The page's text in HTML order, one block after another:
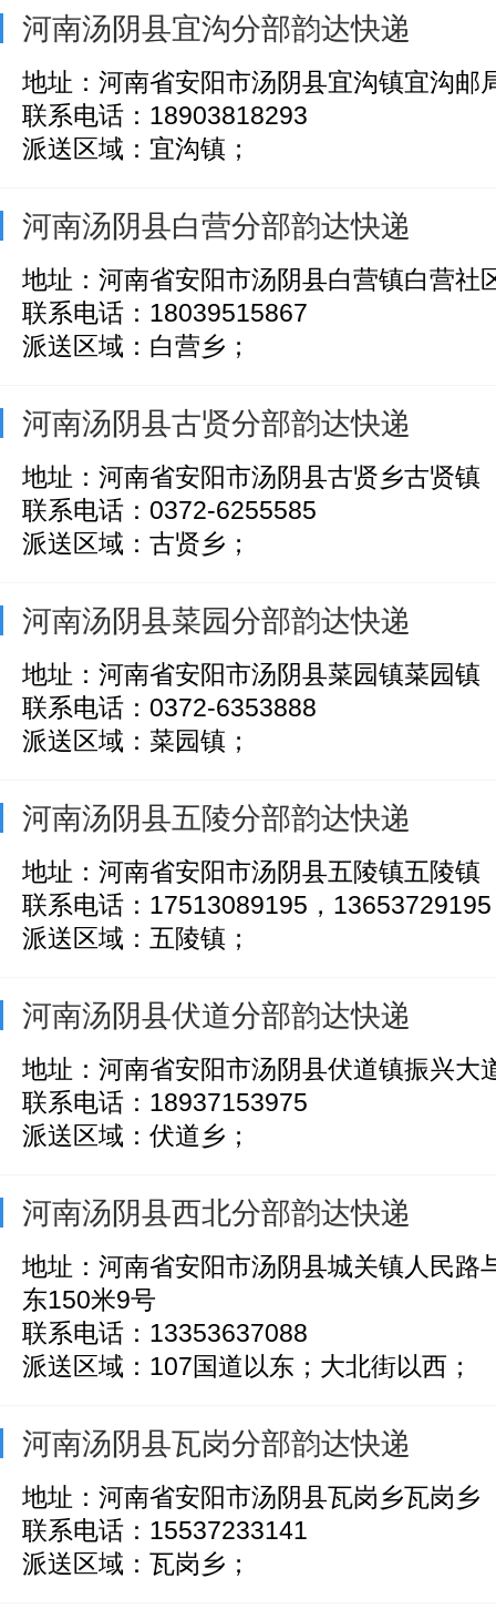
河南汤阴县宜沟分部韵达快递
地址：河南省安阳市汤阴县宜沟镇宜沟邮
联系电话：18903818293
派送区域：宜沟镇；
河南汤阴县白营分部韵达快递
地址：河南省安阳市汤阴县白营镇白营社
联系电话：18039515867
派送区域：白营乡；
河南汤阴县古贤分部韵达快递
地址：河南省安阳市汤阴县古贤乡古贤镇
联系电话：0372-6255585
派送区域：古贤乡；
河南汤阴县菜园分部韵达快递
地址：河南省安阳市汤阴县菜园镇菜园镇
联系电话：0372-6353888
派送区域：菜园镇；
河南汤阴县五陵分部韵达快递
地址：河南省安阳市汤阴县五陵镇五陵镇
联系电话：17513089195，13653729195
派送区域：五陵镇；
河南汤阴县伏道分部韵达快递
地址：河南省安阳市汤阴县伏道镇振兴大
联系电话：18937153975
派送区域：伏道乡；
河南汤阴县西北分部韵达快递
地址：河南省安阳市汤阴县城关镇人民路
东150米9号
联系电话：13353637088
派送区域：107国道以东；大北街以西；
河南汤阴县瓦岗分部韵达快递
地址：河南省安阳市汤阴县瓦岗乡瓦岗乡
联系电话：15537233141
派送区域：瓦岗乡；